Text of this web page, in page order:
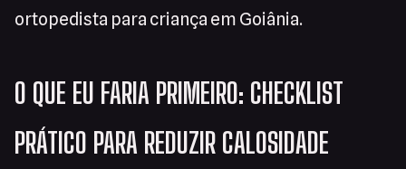
ortopedista para criança em Goiânia.
O QUE EU FARIA PRIMEIRO: CHECKLIST
PRÁTICO PARA REDUZIR CALOSIDADE